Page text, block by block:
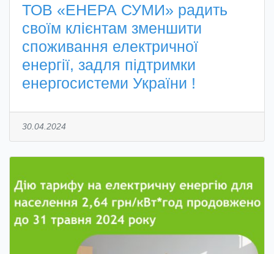
ТОВ «ЕНЕРА СУМИ» радить
своїм клієнтам зменшити
споживання електричної
енергії, задля підтримки
енергосистеми України !
30.04.2024